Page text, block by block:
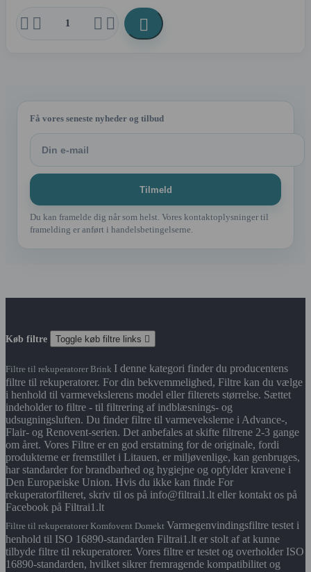
    
Få vores seneste nyheder og tilbud
Du kan framelde dig når som helst. Vores kontaktoplysninger til
framelding er anført i handelsbetingelserne.
Køb filtre Toggle køb filtre links 
Filtre til rekuperatorer Brink I denne kategori finder du producentens
filtre til rekuperatorer. For din bekvemmelighed, Filtre kan du vælge
i henhold til varmevekslerens model eller filterets størrelse. Sættet
indeholder to filtre - til filtrering af indblæsnings- og
udsugningsluften. Du finder filtre til varmevekslerne i Advance-,
Flair- og Renovent-serien. Det anbefales at skifte filtrene 2-3 gange
om året. Vores Filtre er en god erstatning for de originale, fordi
produkterne er fremstillet i Litauen, er miljøvenlige, kan genbruges,
har standarder for brandbarhed og hygiejne og opfylder kravene i
Den Europæiske Union. Hvis du ikke kan finde For
rekuperatorfilteret, skriv til os på info@filtrai1.lt eller kontakt os på
Facebook på Filtrai1.lt
Filtre til rekuperatorer Komfovent Domekt Varmegenvindingsfiltre testet i
henhold til ISO 16890-standarden Filtrai1.lt er stolt af at kunne
tilbyde filtre til rekuperatorer. Vores filtre er testet og overholder ISO
16890-standarden, hvilket sikrer fremragende kompatibilitet og